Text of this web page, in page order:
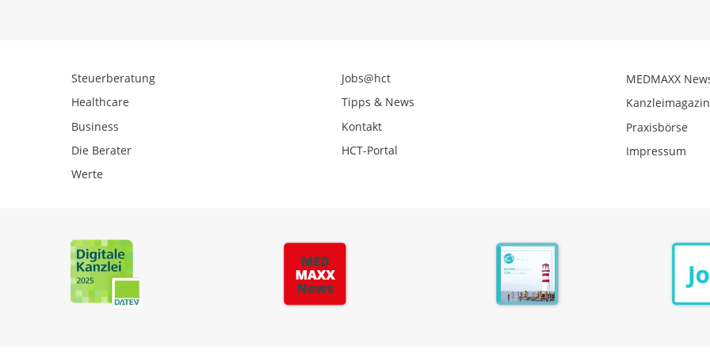
Steuerberatung
Healthcare
Business
Die Berater
Werte
Jobs@hct
Tipps & News
Kontakt
HCT-Portal
MEDMAXX
Kanzleimagazin
Praxisbörse
Impressum